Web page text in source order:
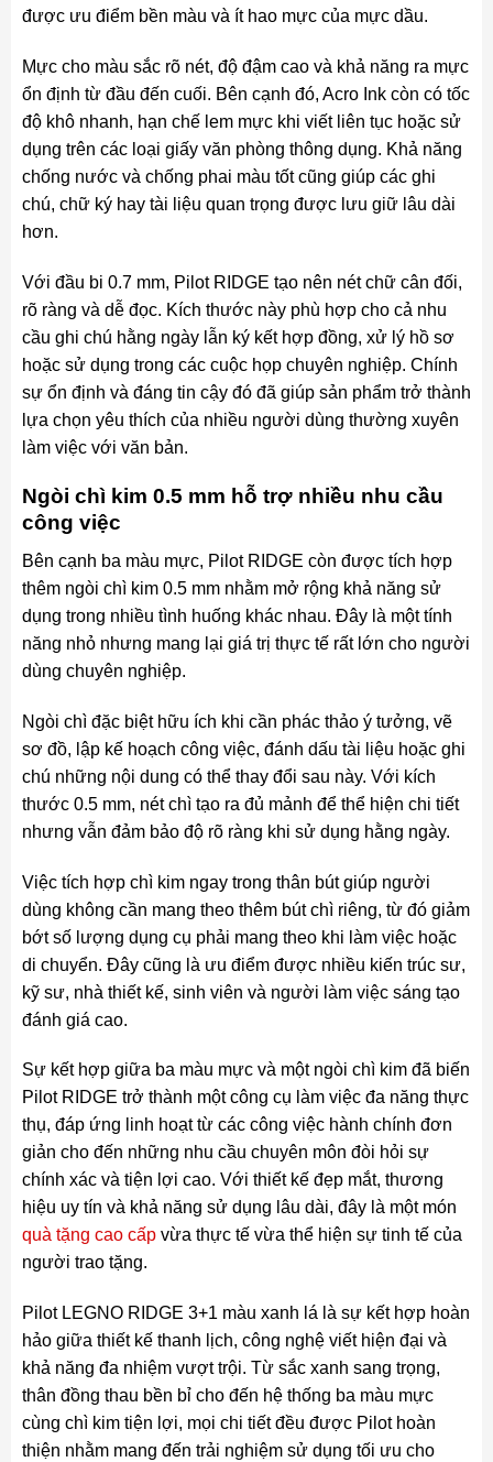
được ưu điểm bền màu và ít hao mực của mực dầu.
Mực cho màu sắc rõ nét, độ đậm cao và khả năng ra mực
ổn định từ đầu đến cuối. Bên cạnh đó, Acro Ink còn có tốc
độ khô nhanh, hạn chế lem mực khi viết liên tục hoặc sử
dụng trên các loại giấy văn phòng thông dụng. Khả năng
chống nước và chống phai màu tốt cũng giúp các ghi
chú, chữ ký hay tài liệu quan trọng được lưu giữ lâu dài
hơn.
Với đầu bi 0.7 mm, Pilot RIDGE tạo nên nét chữ cân đối,
rõ ràng và dễ đọc. Kích thước này phù hợp cho cả nhu
cầu ghi chú hằng ngày lẫn ký kết hợp đồng, xử lý hồ sơ
hoặc sử dụng trong các cuộc họp chuyên nghiệp. Chính
sự ổn định và đáng tin cậy đó đã giúp sản phẩm trở thành
lựa chọn yêu thích của nhiều người dùng thường xuyên
làm việc với văn bản.
Ngòi chì kim 0.5 mm hỗ trợ nhiều nhu cầu
công việc
Bên cạnh ba màu mực, Pilot RIDGE còn được tích hợp
thêm ngòi chì kim 0.5 mm nhằm mở rộng khả năng sử
dụng trong nhiều tình huống khác nhau. Đây là một tính
năng nhỏ nhưng mang lại giá trị thực tế rất lớn cho người
dùng chuyên nghiệp.
Ngòi chì đặc biệt hữu ích khi cần phác thảo ý tưởng, vẽ
sơ đồ, lập kế hoạch công việc, đánh dấu tài liệu hoặc ghi
chú những nội dung có thể thay đổi sau này. Với kích
thước 0.5 mm, nét chì tạo ra đủ mảnh để thể hiện chi tiết
nhưng vẫn đảm bảo độ rõ ràng khi sử dụng hằng ngày.
Việc tích hợp chì kim ngay trong thân bút giúp người
dùng không cần mang theo thêm bút chì riêng, từ đó giảm
bớt số lượng dụng cụ phải mang theo khi làm việc hoặc
di chuyển. Đây cũng là ưu điểm được nhiều kiến trúc sư,
kỹ sư, nhà thiết kế, sinh viên và người làm việc sáng tạo
đánh giá cao.
Sự kết hợp giữa ba màu mực và một ngòi chì kim đã biến
Pilot RIDGE trở thành một công cụ làm việc đa năng thực
thụ, đáp ứng linh hoạt từ các công việc hành chính đơn
giản cho đến những nhu cầu chuyên môn đòi hỏi sự
chính xác và tiện lợi cao. Với thiết kế đẹp mắt, thương
hiệu uy tín và khả năng sử dụng lâu dài, đây là một món
quà tặng cao cấpvừa thực tế vừa thể hiện sự tinh tế của
người trao tặng.
Pilot LEGNO RIDGE 3+1 màu xanh lá là sự kết hợp hoàn
hảo giữa thiết kế thanh lịch, công nghệ viết hiện đại và
khả năng đa nhiệm vượt trội. Từ sắc xanh sang trọng,
thân đồng thau bền bỉ cho đến hệ thống ba màu mực
cùng chì kim tiện lợi, mọi chi tiết đều được Pilot hoàn
thiện nhằm mang đến trải nghiệm sử dụng tối ưu cho